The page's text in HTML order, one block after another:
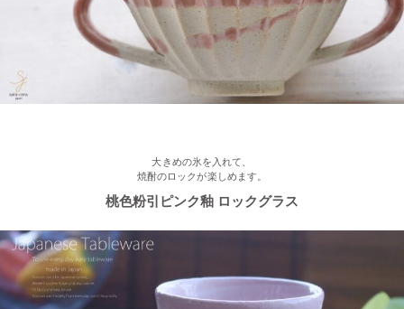
2023/2/16
≪新着商品≫ ほんわかかわいい♡椿の器、入荷しました♪
2023/2/13
≪新着商品≫ あったか手作りご飯茶碗・湯飲み、入荷しました♪
2023/1/16
大きめの氷を入れて、
焼酎のロックが楽しめます。
桃色粉引ピンク釉 ロックグラス